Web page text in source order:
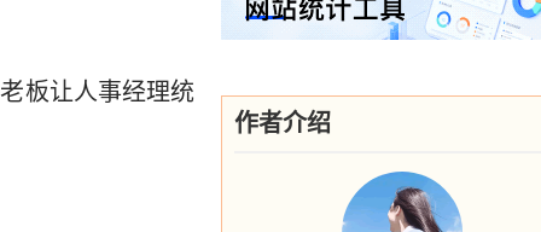
板让人事经理统
作者介绍